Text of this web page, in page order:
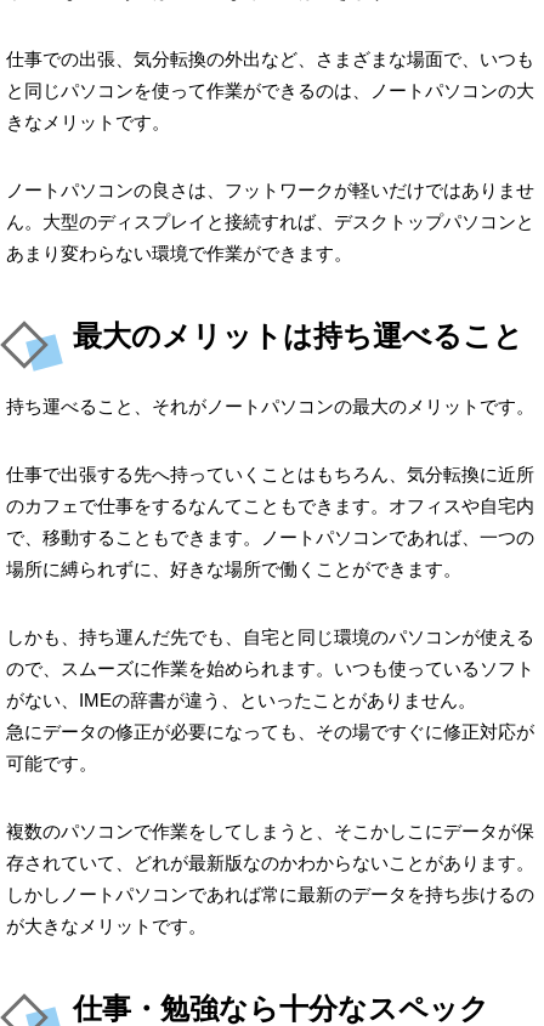
仕事での出張、気分転換の外出など、さまざまな場面で、いつも
と同じパソコンを使って作業ができるのは、ノートパソコンの大
きなメリットです。
ノートパソコンの良さは、フットワークが軽いだけではありませ
ん。大型のディスプレイと接続すれば、デスクトップパソコンと
あまり変わらない環境で作業ができます。
最大のメリットは持ち運べること
持ち運べること、それがノートパソコンの最大のメリットです。
仕事で出張する先へ持っていくことはもちろん、気分転換に近所
のカフェで仕事をするなんてこともできます。オフィスや自宅内
で、移動することもできます。ノートパソコンであれば、一つの
場所に縛られずに、好きな場所で働くことができます。
しかも、持ち運んだ先でも、自宅と同じ環境のパソコンが使える
ので、スムーズに作業を始められます。いつも使っているソフト
がない、IMEの辞書が違う、といったことがありません。
急にデータの修正が必要になっても、その場ですぐに修正対応が
可能です。
複数のパソコンで作業をしてしまうと、そこかしこにデータが保
存されていて、どれが最新版なのかわからないことがあります。
しかしノートパソコンであれば常に最新のデータを持ち歩けるの
が大きなメリットです。
仕事・勉強なら十分なスペック